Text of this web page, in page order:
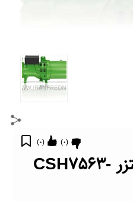
(
0
) (
0
)
کمپرسور اسکرو بیتزر CSH7563-